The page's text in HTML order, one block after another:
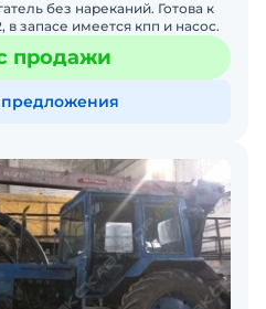
без нареканий. Готова к
в запасе имеется кпп и насос.
продажи
предложения